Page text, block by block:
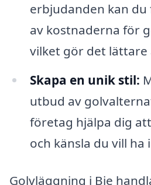
erbjudanden kan du
av kostnaderna för
vilket gör det
Skapa en unik stil:
utbud av
företag hjälpa dig
och känsla du vill ha
Golvläggning i Bie